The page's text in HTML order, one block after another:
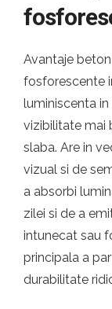
Avantaje
fosforescente
luminiscenta
vizibilitate mai
slaba. Are in
vizual si de
a absorbi
zilei si de a
intunecat sau
principala a
durabilitate